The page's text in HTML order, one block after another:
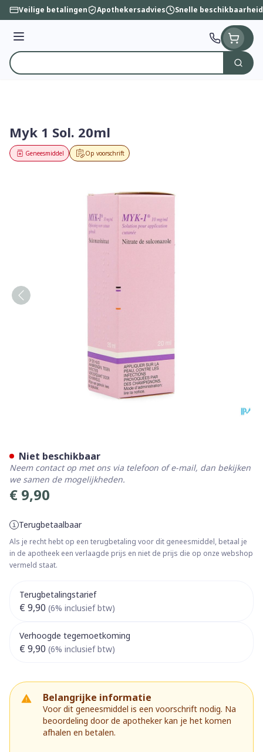
Ga naar de inhoud
Veilige betalingen Apothekersadvies Snelle beschikbaarheid
Menu
Product, merk, categorie...
Zoek
Myk 1 Sol. 20ml
Op voorschrift
Geneesmiddel
€ 9,90
Terugbetaalbaar
Als je recht hebt op een terugbetaling voor dit geneesmiddel, betaal je
in de apotheek een verlaagde prijs en niet de prijs die op onze webshop
vermeld staat.
Terugbetalingstarief
€ 9,90 (6% inclusief btw)
Verhoogde tegemoetkoming
€ 9,90 (6% inclusief btw)
Belangrijke informatie
Voor dit geneesmiddel is een voorschrift nodig. Na
beoordeling door de apotheker kan je het komen
afhalen en betalen.
Niet beschikbaar
Neem contact op met ons via telefoon of e-mail, dan bekijken
we samen de mogelijkheden.